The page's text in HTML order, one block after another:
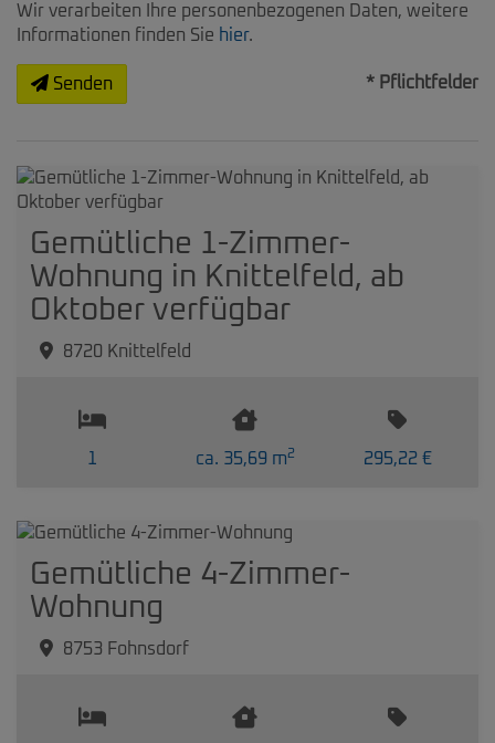
Wir verarbeiten Ihre personenbezogenen Daten, weitere
Informationen finden Sie hier.
Senden * Pflichtfelder
Gemütliche 1-Zimmer-
Wohnung in Knittelfeld, ab
Oktober verfügbar
8720 Knittelfeld
1 ca. 35,69 m2 295,22 €
Gemütliche 4-Zimmer-
Wohnung
8753 Fohnsdorf